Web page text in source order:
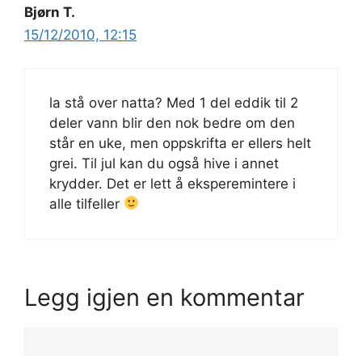
Bjørn T.
15/12/2010, 12:15
la stå over natta? Med 1 del eddik til 2
deler vann blir den nok bedre om den
står en uke, men oppskrifta er ellers helt
grei. Til jul kan du også hive i annet
krydder. Det er lett å eksperemintere i
alle tilfeller
Legg igjen en kommentar